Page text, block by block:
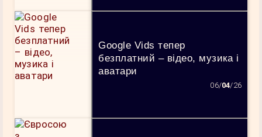
Google Vids тепер
безплатний – відео, музика і
аватари
06/04/26